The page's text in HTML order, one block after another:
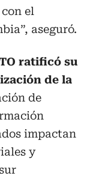
el
aseguró.
ratificó su
de la
de
impactan
y